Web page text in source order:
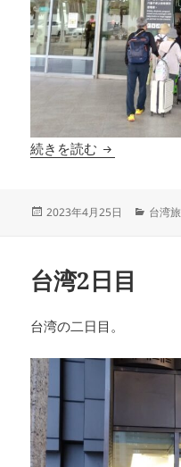
続きを読む 台湾3日目
投
2023年4月25日
カ
台湾旅
台湾2日目
台湾の二日目。